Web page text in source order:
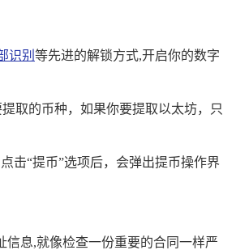
识别 等先进的解锁方式,开启你的数字
取的币种，如果你要提取以太坊，只
击“提币”选项后，会弹出提币操作界
信息,就像检查一份重要的合同一样严